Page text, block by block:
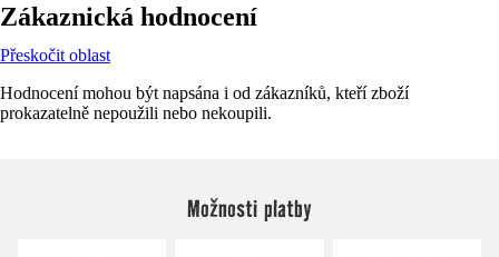
Zákaznická hodnocení
Přeskočit oblast
Hodnocení mohou být napsána i od zákazníků, kteří zboží
prokazatelně nepoužili nebo nekoupili.
Možnosti platby